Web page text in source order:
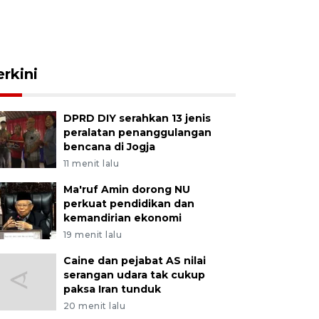
DPRD DIY serahkan 13 jenis
peralatan penanggulangan
bencana di Jogja
11 menit lalu
Ma'ruf Amin dorong NU
perkuat pendidikan dan
kemandirian ekonomi
19 menit lalu
Caine dan pejabat AS nilai
serangan udara tak cukup
paksa Iran tunduk
20 menit lalu